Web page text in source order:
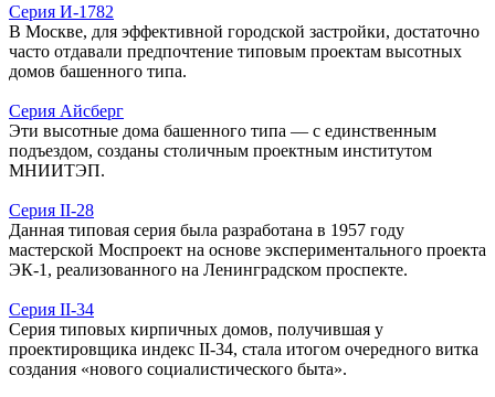
Серия И-1782
В Москве, для эффективной городской застройки, достаточно
часто отдавали предпочтение типовым проектам высотных
домов башенного типа.
Серия Айсберг
Эти высотные дома башенного типа — с единственным
подъездом, созданы столичным проектным институтом
МНИИТЭП.
Серия II-28
Данная типовая серия была разработана в 1957 году
мастерской Моспроект на основе экспериментального проекта
ЭК-1, реализованного на Ленинградском проспекте.
Серия II-34
Серия типовых кирпичных домов, получившая у
проектировщика индекс II-34, стала итогом очередного витка
создания «нового социалистического быта».